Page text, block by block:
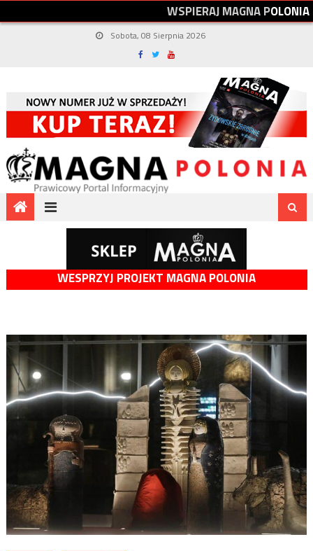
WSPIERAJMAGNAPOLONIA
Sobota, 08 Sierpnia 2026
WESPRZYJ PROJEKT MAGNA POLONIA